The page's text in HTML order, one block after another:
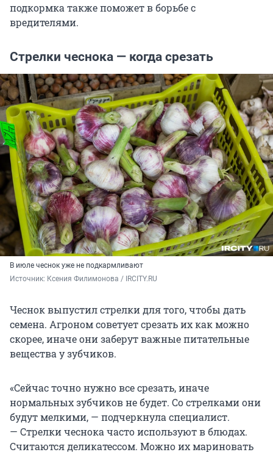
подкормка также поможет в борьбе с
вредителями.
Стрелки чеснока — когда срезать
В июле чеснок уже не подкармливают
Источник: Ксения Филимонова / IRCITY.RU
Чеснок выпустил стрелки для того, чтобы дать
семена. Агроном советует срезать их как можно
скорее, иначе они заберут важные питательные
вещества у зубчиков.
«Сейчас точно нужно все срезать, иначе
нормальных зубчиков не будет. Со стрелками они
будут мелкими, — подчеркнула специалист.
— Стрелки чеснока часто используют в блюдах.
Считаются деликатессом. Можно их мариновать